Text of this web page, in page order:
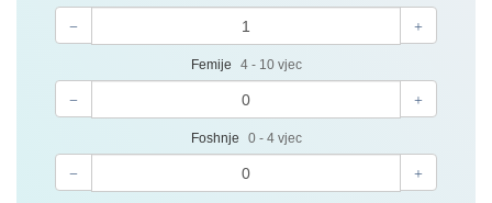
Femije 4 - 10 vjec
Foshnje 0 - 4 vjec